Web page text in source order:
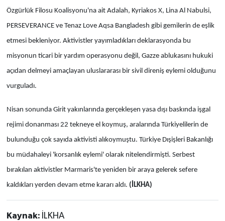
Özgürlük Filosu Koalisyonu'na ait Adalah, Kyriakos X, Lina Al Nabulsi,
PERSEVERANCE ve Tenaz Love Aqsa Bangladesh gibi gemilerin de eşlik
etmesi bekleniyor. Aktivistler yayımladıkları deklarasyonda bu
misyonun ticari bir yardım operasyonu değil, Gazze ablukasını hukuki
açıdan delmeyi amaçlayan uluslararası bir sivil direniş eylemi olduğunu
vurguladı.
Nisan sonunda Girit yakınlarında gerçekleşen yasa dışı baskında işgal
rejimi donanması 22 tekneye el koymuş, aralarında Türkiyelilerin de
bulunduğu çok sayıda aktivisti alıkoymuştu. Türkiye Dışişleri Bakanlığı
bu müdahaleyi 'korsanlık eylemi' olarak nitelendirmişti. Serbest
bırakılan aktivistler Marmaris'te yeniden bir araya gelerek sefere
kaldıkları yerden devam etme kararı aldı. (İLKHA)
Kaynak: İLKHA